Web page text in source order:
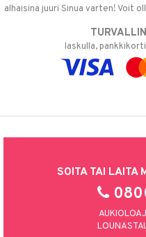
alhaisina juuri Sinua varten! Voit
laskulla,
SOITA TAI LAITA